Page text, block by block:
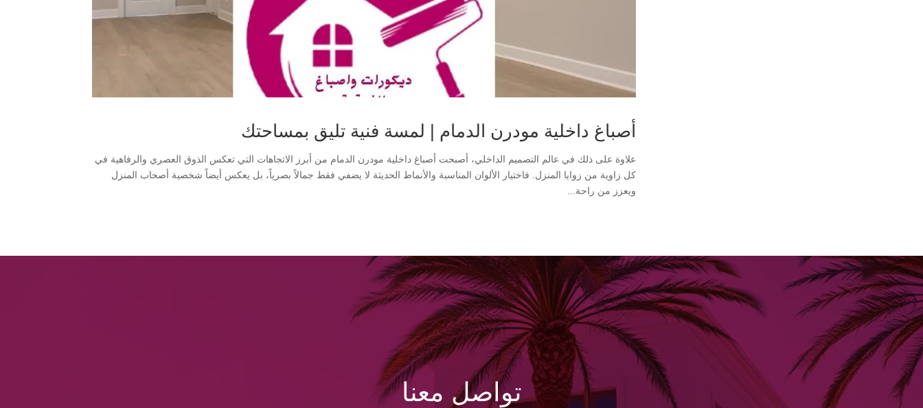
أصباغ داخلية مودرن الدمام | لمسة فنية تليق بمساحتك
علاوة على ذلك في عالم التصميم الداخلي، أصبحت أصباغ داخلية مودرن الدمام من أبرز الاتجاهات التي تعكس الذوق العصري والرفاهية في
كل زاوية من زوايا المنزل. فاختيار الألوان المناسبة والأنماط الحديثة لا يضفي فقط جمالاً بصرياً، بل يعكس أيضاً شخصية أصحاب المنزل
ويعزز من راحة...
تواصل معنا